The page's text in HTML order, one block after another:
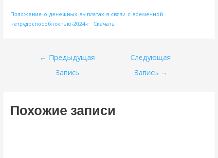
Положение-о-денежных-выплатах-в-связи-с-временной-
нетрудоспособностью-2024-г Скачать
Навигация
← Предыдущая
Запись
Следующая
Запись →
Похожие записи